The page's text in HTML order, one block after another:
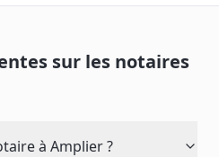
sur les notaires
à Amplier ?